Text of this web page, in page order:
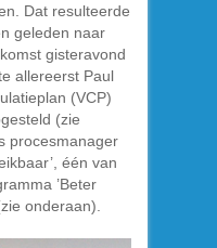
Dat resulteerde
geleden naar
gisteravond
allereerst Paul
(VCP)
(zie
procesmanager
één van
’Beter
onderaan).